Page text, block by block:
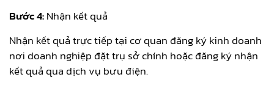
Bước 4:Nhận kết quả
Nhận kết quả trực tiếp tại cơ quan đăng ký kinh doanh
nơi doanh nghiệp đặt trụ sở chính hoặc đăng ký nhận
kết quả qua dịch vụ bưu điện.